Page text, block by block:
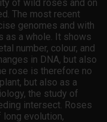
of wild roses and on
The most recent
genomes and with
as a whole. It shows
number, colour, and
in DNA, but also
rose is therefore no
but also as a
the study of
intersect. Roses
evolution,